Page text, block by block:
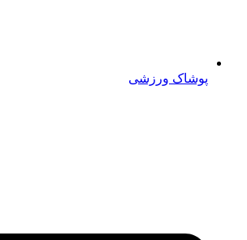
پوشاک ورزشی